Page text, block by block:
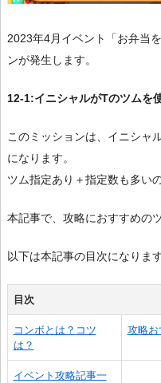
2023年4月イベント「お弁当
ンが発生します。
12-1:イニシャルがTのツムを
このミッションは、イニシャ
になります。
ツム指定あり＋指定数も多い
本記事で、攻略におすすめの
以下は本記事の目次になります
目次
コンボとは？コツ
は？
攻略お
イベント攻略記事一